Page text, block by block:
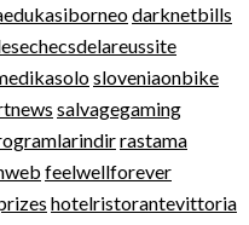
darknetbills
sloveniaonbike
salvagegaming
rastama
feelwellforever
hotelristorantevittoria